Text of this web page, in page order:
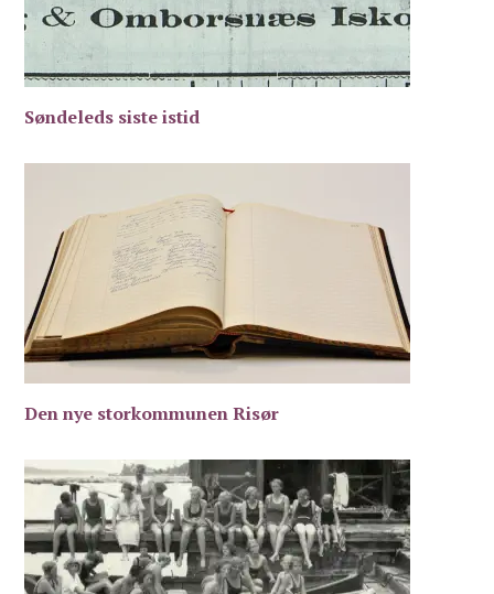
Søndeleds siste istid
Den nye storkommunen Risør